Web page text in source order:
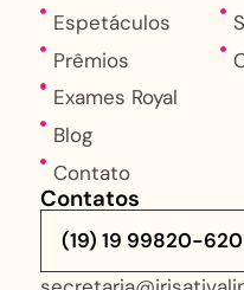
Espetáculos
Prêmios
Exames Royal
Blog
Contato
Contatos
(19) 19 99820-